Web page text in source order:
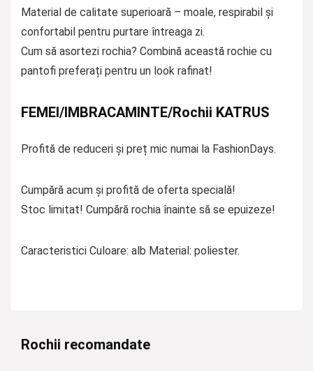
Material de calitate superioară – moale, respirabil și
confortabil pentru purtare întreaga zi.
Cum să asortezi rochia? Combină această rochie cu
pantofi preferați pentru un look rafinat!
FEMEI/IMBRACAMINTE/Rochii KATRUS
Profită de reduceri și preț mic numai la FashionDays.
Cumpără acum și profită de oferta specială!
Stoc limitat! Cumpără rochia înainte să se epuizeze!
Caracteristici Culoare: alb Material: poliester.
Rochii recomandate